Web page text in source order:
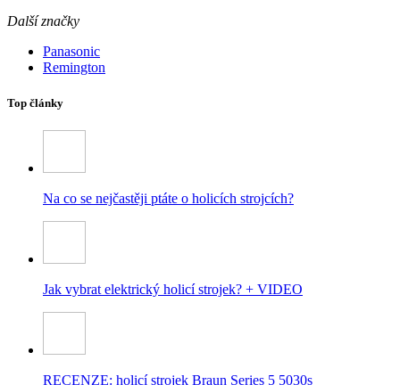
Další značky
Panasonic
Remington
Top články
Na co se nejčastěji ptáte o holicích strojcích?
Jak vybrat elektrický holicí strojek? + VIDEO
RECENZE: holicí strojek Braun Series 5 5030s